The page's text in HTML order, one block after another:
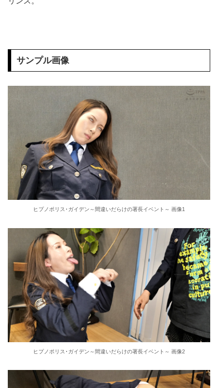
【AIリマスター】ボクらのダッチワイフ先生 風間ゆみ
顔は50点ぐらいだけれどお○ぱいが2万点の女性が見つかるｗｗｗ
【画像】 日テレ女子アナさん、とんでもないグラビアを披露した結果・・・
【悲報】 味噌ラーメンで行列、出来ない
【AIリマスター】美熟女筆おろし学院 友田真希
【朗報】山田涼介(31)のベッドシーン、エロすぎるwww
【画像】佐倉綾音(32)、自分のシコポイントに気がつくwww
【買うなよｗ】20代男性「ジモティーで車を買ったらリース車だった」53歳無職が逮捕
行かないまま人生が終わりがちな3巨頭、風俗・スナック・回らない寿司屋
【AIリマスター】人妻監禁レズ調教 友田真希
現役学生ナンパ成功case.24 ゆいちゃん/かなうちゃん/りのちゃん
【俺妹】五更瑠璃のエロ画像まとめ 4
ヴァージンリベンジャー4
サンプル画像
ヒプノポリス･ガイデン～間違いだらけの署長イベント～ 画像1
ヒプノポリス･ガイデン～間違いだらけの署長イベント～ 画像2